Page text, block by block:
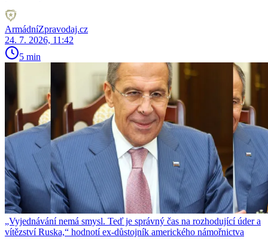
ArmádníZpravodaj.cz
24. 7. 2026, 11:42
5 min
„Vyjednávání nemá smysl. Teď je správný čas na rozhodující úder a
vítězství Ruska,“ hodnotí ex-důstojník amerického námořnictva